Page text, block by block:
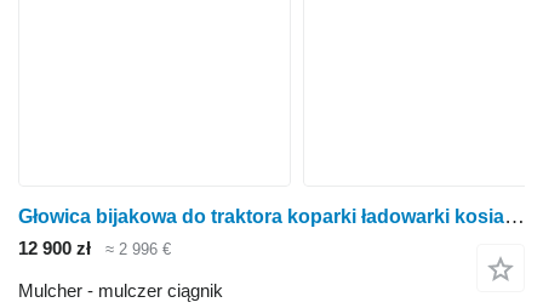
Głowica bijakowa do traktora koparki ładowarki kosiarki na wysię
12 900 zł ≈ 2 996 €
Mulcher - mulczer ciągnik